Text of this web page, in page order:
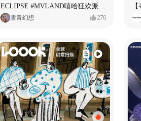
ECLIPSE #MVLAND嘻哈狂欢派对 女团MV
雪青幻想 276